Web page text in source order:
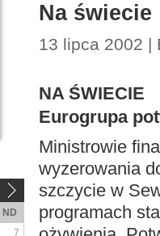
Na świecie
13 lipca 2002 |
NA ŚWIECIE
Eurogrupa
Ministrowie
wyzerowania
szczycie w
programach
ND
7